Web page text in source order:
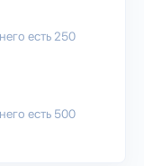
есть 250
есть 500